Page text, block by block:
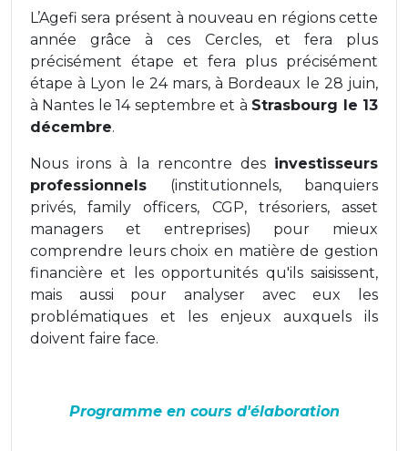
L’Agefi sera présent à nouveau en régions cette
année grâce à ces Cercles, et fera plus
précisément étape et fera plus précisément
étape à Lyon le 24 mars, à Bordeaux le 28 juin,
à Nantes le 14 septembre et à Strasbourg le 13
décembre.
Nous irons à la rencontre des investisseurs
professionnels (institutionnels, banquiers
privés, family officers, CGP, trésoriers, asset
managers et entreprises) pour mieux
comprendre leurs choix en matière de gestion
financière et les opportunités qu'ils saisissent,
mais aussi pour analyser avec eux les
problématiques et les enjeux auxquels ils
doivent faire face.
Programme en cours d'élaboration